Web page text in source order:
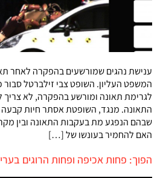
ענישת נהגים שמורשעים בהפקרה לאחר
המשפט העליון. השופט צבי זילברטל סבור
לגרימת תאונה ומורשע בהפקרה, לא צריך
התאונה. מנגד, השופטת אסתר חיות קבעה
שבהם הנפגע מת בעקבות התאונה ובין
האם להחמיר בעונשו של […]
הפוך: פחות אכיפה ופחות הרוגים